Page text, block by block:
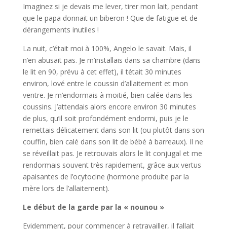
Imaginez si je devais me lever, tirer mon lait, pendant
que le papa donnait un biberon ! Que de fatigue et de
dérangements inutiles !
La nuit, c’était moi à 100%, Angelo le savait. Mais, il
n’en abusait pas. Je m’installais dans sa chambre (dans
le lit en 90, prévu à cet effet), il tétait 30 minutes
environ, lové entre le coussin d’allaitement et mon
ventre. Je m’endormais à moitié, bien calée dans les
coussins. J’attendais alors encore environ 30 minutes
de plus, qu’il soit profondément endormi, puis je le
remettais délicatement dans son lit (ou plutôt dans son
couffin, bien calé dans son lit de bébé à barreaux). Il ne
se réveillait pas. Je retrouvais alors le lit conjugal et me
rendormais souvent très rapidement, grâce aux vertus
apaisantes de l’ocytocine (hormone produite par la
mère lors de l’allaitement).
Le début de la garde par la « nounou »
Evidemment, pour commencer à retravailler, il fallait